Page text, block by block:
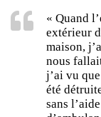
« Quand
extérieur
maison,
nous
j’ai vu
été
sans